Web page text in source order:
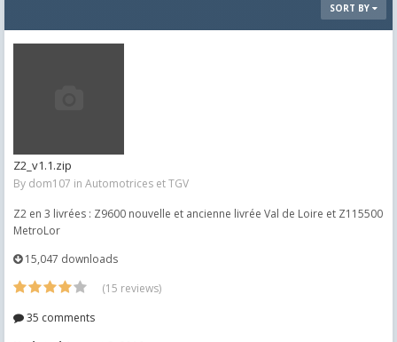
SORT BY
Z2_v1.1.zip
By dom107 in Automotrices et TGV
Z2 en 3 livrées : Z9600 nouvelle et ancienne livrée Val de Loire et Z115500
MetroLor
15,047 downloads
(15 reviews)
35 comments